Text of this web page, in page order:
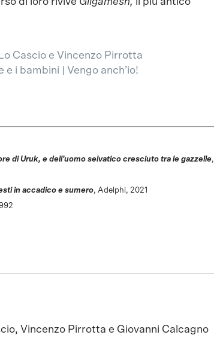
Cascio e Vincenzo Pirrotta
i bambini | Vengo anch’io!
di Uruk, e dell’uomo selvatico cresciuto tra le gazzelle,
in accadico e sumero, Adelphi, 2021
Vincenzo Pirrotta e Giovanni Calcagno